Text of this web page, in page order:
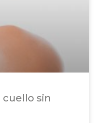
cuello sin